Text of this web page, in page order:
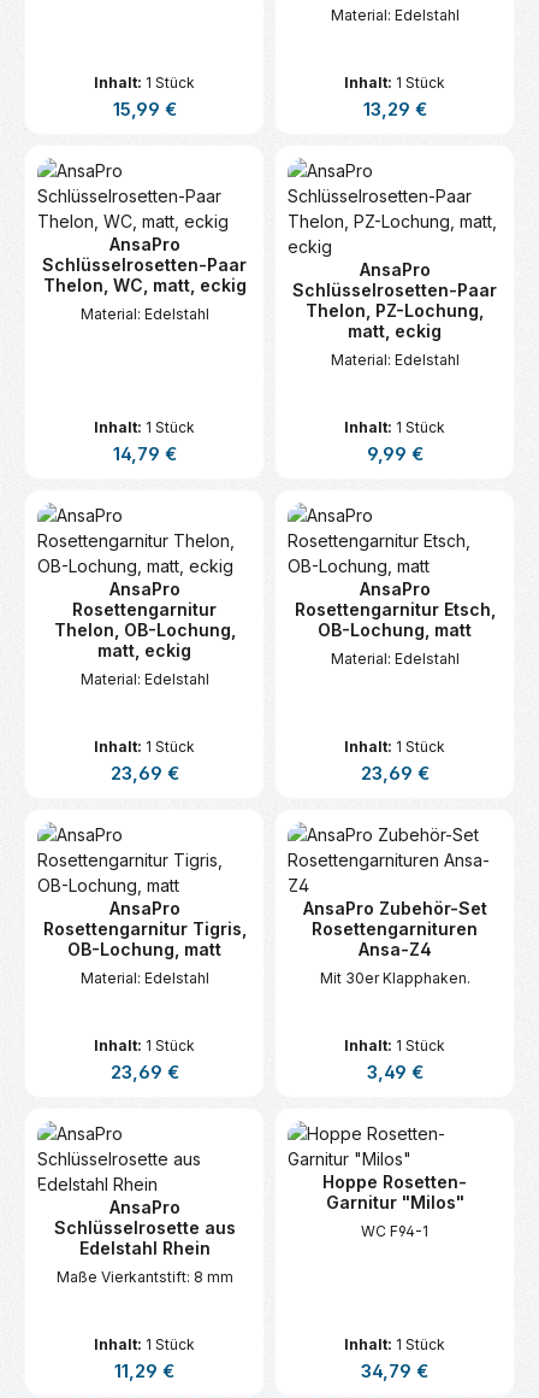
Inhalt: 1 Stück
Regulärer Preis:
15,99 €
Material: Edelstahl
Inhalt: 1 Stück
Regulärer Preis:
13,29 €
AnsaPro
Schlüsselrosetten-Paar
Thelon, WC, matt, eckig
Material: Edelstahl
Inhalt: 1 Stück
Regulärer Preis:
14,79 €
AnsaPro
Schlüsselrosetten-Paar
Thelon, PZ-Lochung,
matt, eckig
Material: Edelstahl
Inhalt: 1 Stück
Regulärer Preis:
9,99 €
AnsaPro
Rosettengarnitur
Thelon, OB-Lochung,
matt, eckig
Material: Edelstahl
Inhalt: 1 Stück
Regulärer Preis:
23,69 €
AnsaPro
Rosettengarnitur Etsch,
OB-Lochung, matt
Material: Edelstahl
Inhalt: 1 Stück
Regulärer Preis:
23,69 €
AnsaPro
Rosettengarnitur Tigris,
OB-Lochung, matt
Material: Edelstahl
Inhalt: 1 Stück
Regulärer Preis:
23,69 €
AnsaPro Zubehör-Set
Rosettengarnituren
Ansa-Z4
Mit 30er Klapphaken.
Inhalt: 1 Stück
Regulärer Preis:
3,49 €
AnsaPro
Schlüsselrosette aus
Edelstahl Rhein
Maße Vierkantstift: 8 mm
Inhalt: 1 Stück
Regulärer Preis:
11,29 €
Hoppe Rosetten-
Garnitur "Milos"
WC F94-1
Inhalt: 1 Stück
Regulärer Preis:
34,79 €